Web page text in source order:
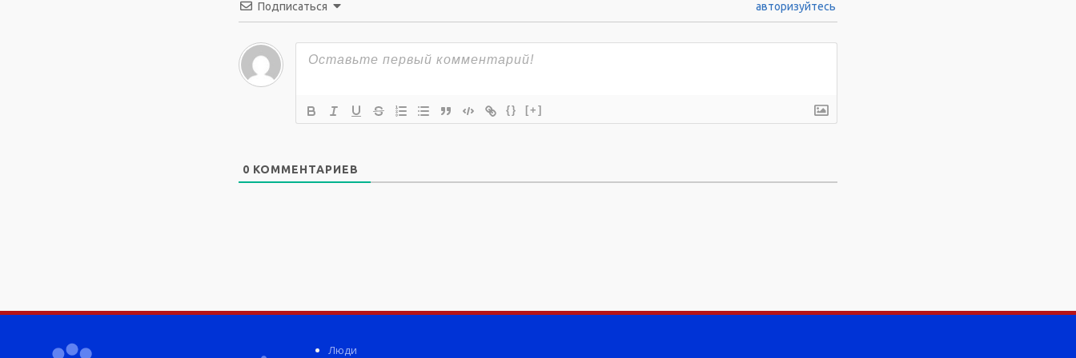
Подписаться авторизуйтесь
{} [+]
0 КОММЕНТАРИЕВ
Люди